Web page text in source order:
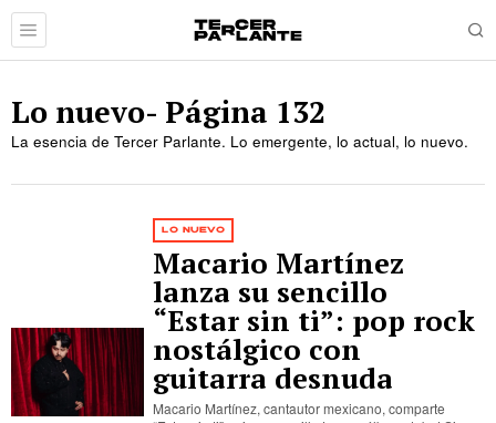
Lo nuevo- Página 132
La esencia de Tercer Parlante. Lo emergente, lo actual, lo nuevo.
LO NUEVO
Macario Martínez
lanza su sencillo
“Estar sin ti”: pop rock
nostálgico con
guitarra desnuda
Macario Martínez, cantautor mexicano, comparte